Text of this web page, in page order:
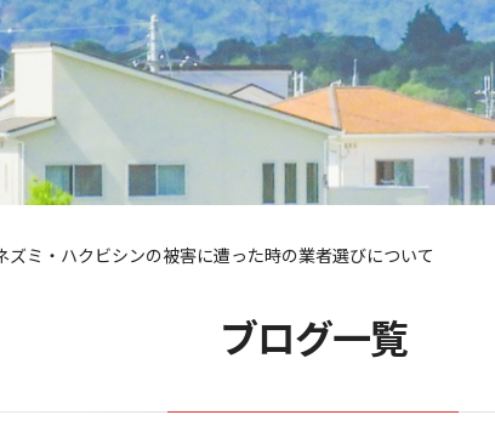
ズミ・ハクビシンの被害に遭った時の業者選びについて
ブログ一覧